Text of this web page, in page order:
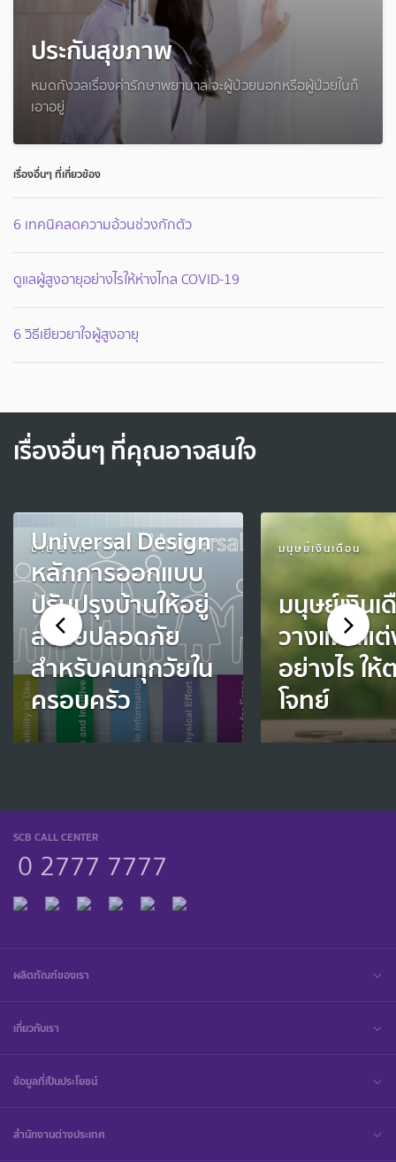
ประกันสุขภาพ
หมดกังวลเรื่องค่ารักษาพยาบาล จะผู้ป่วยนอกหรือผู้ป่วยในก็
เอาอยู่
เรื่องอื่นๆ ที่เกี่ยวข้อง
6 เทคนิคลดความอ้วนช่วงกักตัว
ดูแลผู้สูงอายุอย่างไรให้ห่างไกล COVID-19
6 วิธีเยียวยาใจผู้สูงอายุ
เรื่องอื่นๆ ที่คุณอาจสนใจ
บ้าน & รถ
Universal Design
หลักการออกแบบ
ปรับปรุงบ้านให้อยู่
สบายปลอดภัย
สำหรับคนทุกวัยใน
ครอบครัว
มนุษย์เงินเดือน
มนุษย์เงินเ
วางแผนแ
อย่างไร ใ
โจทย์
SCB CALL CENTER
0 2777 7777
ผลิตภัณฑ์ของเรา
เกี่ยวกับเรา
ข้อมูลที่เป็นประโยชน์
สำนักงานต่างประเทศ